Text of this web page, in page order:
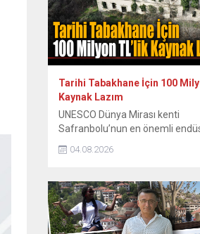
ünlü sanatçı Emel Sayın,
konakta sahne hazırlığı
Tarihi Tabakhane İçin 100
Kaynak Lazım
UNESCO Dünya Mirası kenti
Safranbolu’nun en önemli
Tabakhane Binası’nın rölöve,
Kurulu tarafından onaylandı.
kaldırılması için onaylı proje
tutulurken, 80 ila 100 milyon
restorasyon maliyeti için kaynak
04.08.2026